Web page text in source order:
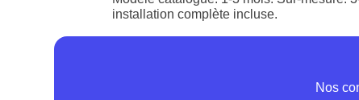
installation complète incluse.
Nos